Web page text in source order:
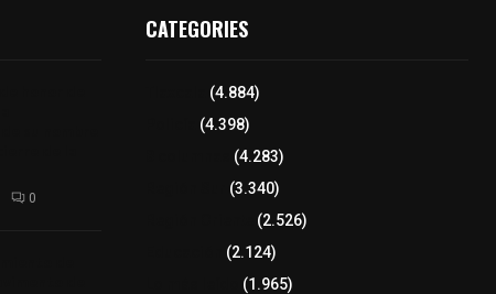
0
CATEGORIES
(4.884)
(4.398)
(4.283)
(3.340)
(2.526)
(2.124)
(1.965)